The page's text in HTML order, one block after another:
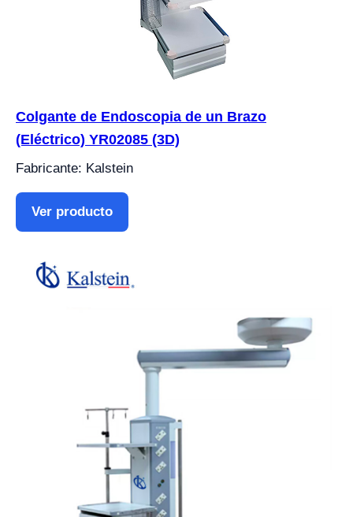
Colgante de Endoscopia de un Brazo
(Eléctrico) YR02085 (3D)
Fabricante: Kalstein
Ver producto